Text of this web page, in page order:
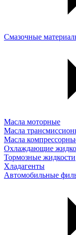
Смазочные
Масла моторные
Масла
Масла
Охлаждающие
Тормозные жидкости
Хладагенты
Автомобильные